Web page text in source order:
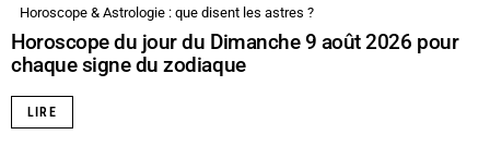
Horoscope & Astrologie : que disent les astres ?
Horoscope du jour du Dimanche 9 août 2026 pour
chaque signe du zodiaque
LIRE